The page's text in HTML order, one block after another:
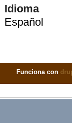
Idioma
Español
Funciona con